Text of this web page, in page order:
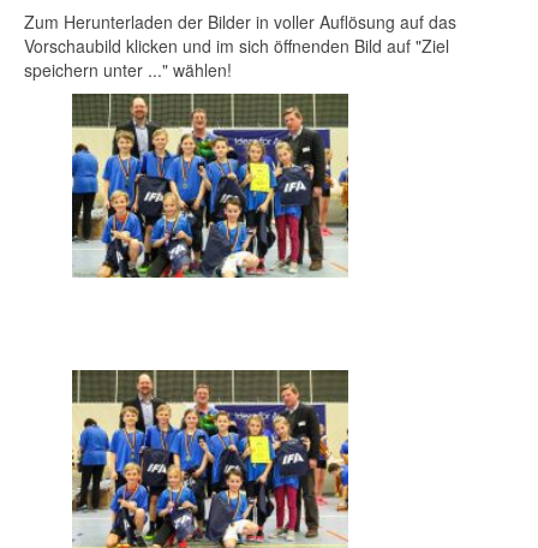
Zum Herunterladen der Bilder in voller Auflösung auf das
Vorschaubild klicken und im sich öffnenden Bild auf "Ziel
speichern unter ..." wählen!